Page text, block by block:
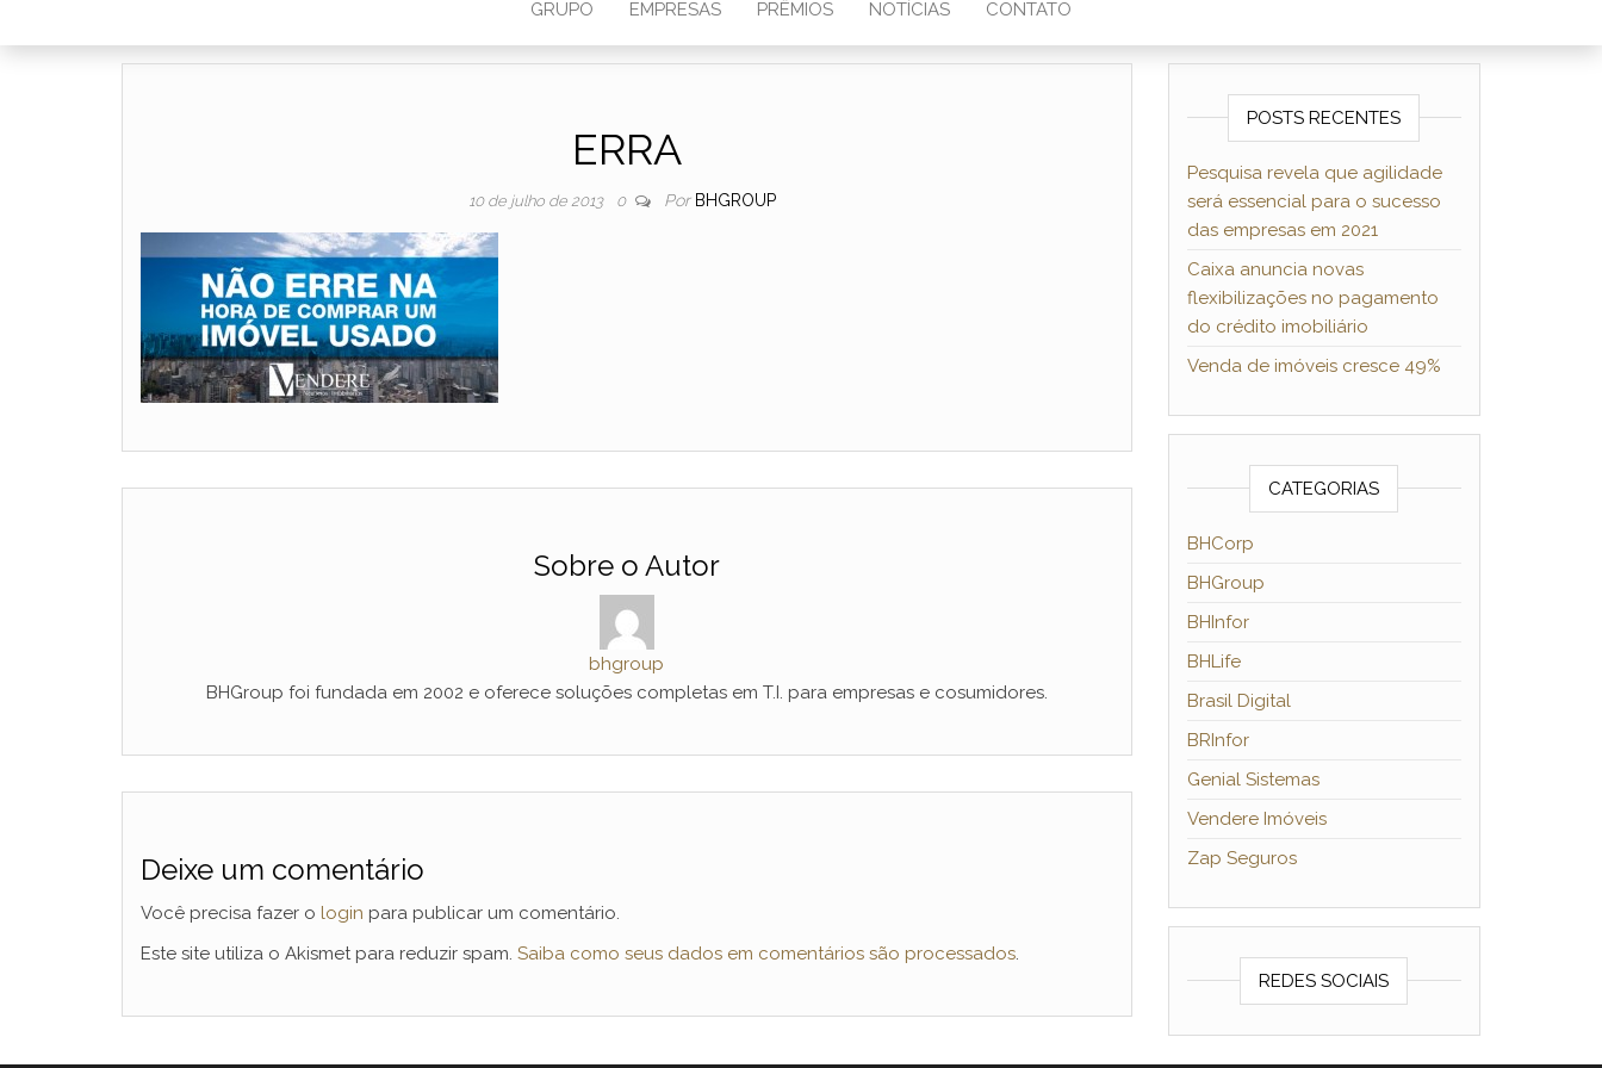
GRUPO EMPRESAS PRÊMIOS NOTÍCIAS CONTATO
ERRA
10 de julho de 2013 0 Por BHGROUP
Sobre o Autor
bhgroup
BHGroup foi fundada em 2002 e oferece soluções completas em T.I. para empresas e cosumidores.
Deixe um comentário
Você precisa fazer o login para publicar um comentário.
Este site utiliza o Akismet para reduzir spam. Saiba como seus dados em comentários são processados.
POSTS RECENTES
Pesquisa revela que agilidade
será essencial para o sucesso
das empresas em 2021
Caixa anuncia novas
flexibilizações no pagamento
do crédito imobiliário
Venda de imóveis cresce 49%
CATEGORIAS
BHCorp
BHGroup
BHInfor
BHLife
Brasil Digital
BRInfor
Genial Sistemas
Vendere Imóveis
Zap Seguros
REDES SOCIAIS